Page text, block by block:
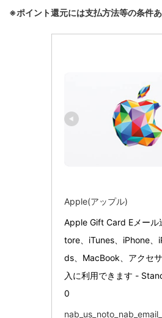
※ポイント還元には支払方法等の条件あ
Apple(アップル)
Apple Gift Card Eメール
tore、iTunes、iPhone、
ds、MacBook、アクセ
入に利用できます -
0